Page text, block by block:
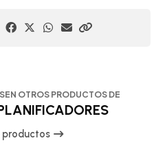
OTROS PRODUCTOS DE
productos